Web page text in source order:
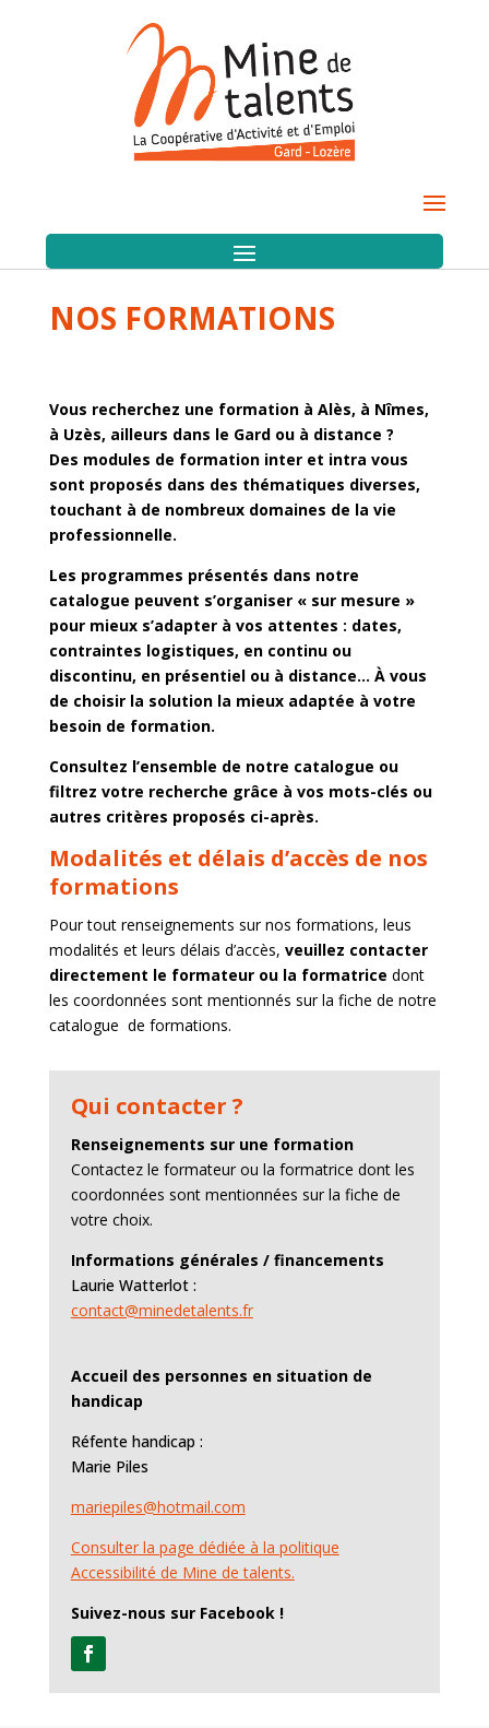
NOS FORMATIONS
Vous recherchez une formation à Alès, à Nîmes,
à Uzès, ailleurs dans le Gard ou à distance ?
Des modules de formation inter et intra vous
sont proposés dans des thématiques diverses,
touchant à de nombreux domaines de la vie
professionnelle.
Les programmes présentés dans notre
catalogue peuvent s’organiser « sur mesure »
pour mieux s’adapter à vos attentes : dates,
contraintes logistiques, en continu ou
discontinu, en présentiel ou à distance… À vous
de choisir la solution la mieux adaptée à votre
besoin de formation.
Consultez l’ensemble de notre catalogue ou
filtrez votre recherche grâce à vos mots-clés ou
autres critères proposés ci-après.
Modalités et délais d’accès de nos
formations
Pour tout renseignements sur nos formations, leus
modalités et leurs délais d’accès, veuillez contacter
directement le formateur ou la formatrice dont
les coordonnées sont mentionnés sur la fiche de notre
catalogue de formations.
Qui contacter ?
Renseignements sur une formation
Contactez le formateur ou la formatrice dont les
coordonnées sont mentionnées sur la fiche de
votre choix.
Informations générales / financements
Laurie Watterlot :
contact@minedetalents.fr
Accueil des personnes en situation de
handicap
Réfente handicap :
Marie Piles
mariepiles@hotmail.com
Consulter la page dédiée à la politique
Accessibilité de Mine de talents.
Suivez-nous sur Facebook !